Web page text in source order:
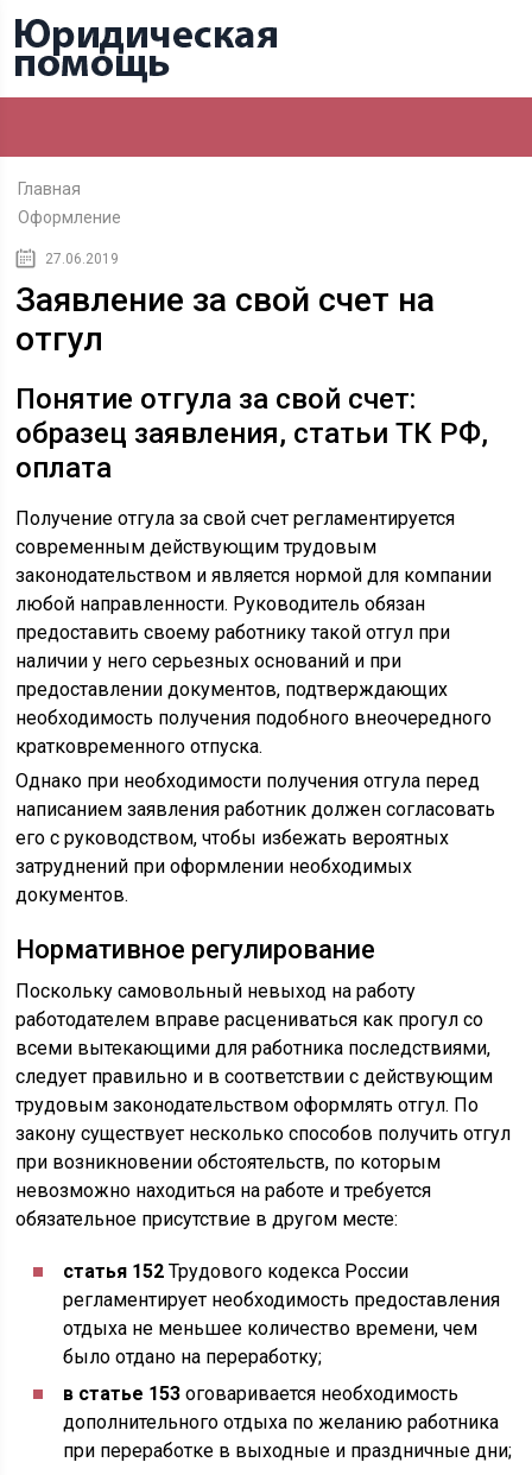
Главная
Оформление
27.06.2019
Заявление за свой счет на
отгул
Понятие отгула за свой счет:
образец заявления, статьи ТК РФ,
оплата
Получение отгула за свой счет регламентируется
современным действующим трудовым
законодательством и является нормой для компании
любой направленности. Руководитель обязан
предоставить своему работнику такой отгул при
наличии у него серьезных оснований и при
предоставлении документов, подтверждающих
необходимость получения подобного внеочередного
кратковременного отпуска.
Однако при необходимости получения отгула перед
написанием заявления работник должен согласовать
его с руководством, чтобы избежать вероятных
затруднений при оформлении необходимых
документов.
Нормативное регулирование
Поскольку самовольный невыход на работу
работодателем вправе расцениваться как прогул со
всеми вытекающими для работника последствиями,
следует правильно и в соответствии с действующим
трудовым законодательством оформлять отгул. По
закону существует несколько способов получить отгул
при возникновении обстоятельств, по которым
невозможно находиться на работе и требуется
обязательное присутствие в другом месте:
статья 152 Трудового кодекса России
регламентирует необходимость предоставления
отдыха не меньшее количество времени, чем
было отдано на переработку;
в статье 153 оговаривается необходимость
дополнительного отдыха по желанию работника
при переработке в выходные и праздничные дни;